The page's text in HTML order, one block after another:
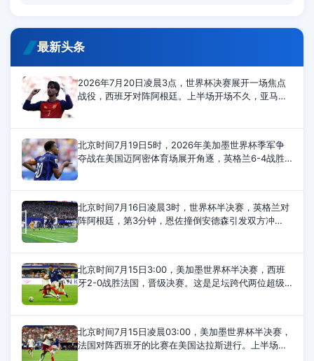
最新头条
2026年7月20日凌晨3点，世界杯决赛展开一场焦点
战役，西班牙对阵阿根廷。上半场开场不久，亚马尔
北京时间7月19日5时，2026年美加墨世界杯季军争
夺战在美国迈阿密体育场展开角逐，英格兰6-4战胜
北京时间7月16日凌晨3时，世界杯半决赛，英格兰对
阵阿根廷，第3分钟，恩佐撞倒安德森引发双方冲
北京时间7月15日3:00，美加墨世界杯半决赛，西班
牙2-0战胜法国，晋级决赛。这是足坛跨代两位超级
北京时间7月15日凌晨03:00，美加墨世界杯半决赛，
法国对阵西班牙的比赛在美国达拉斯进行。上半场比